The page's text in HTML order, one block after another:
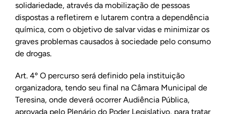
solidariedade, através da mobilização de pessoas
dispostas a refletirem e lutarem contra a dependência
química, com o objetivo de salvar vidas e minimizar os
graves problemas causados à sociedade pelo consumo
de drogas.
Art. 4º O percurso será definido pela instituição
organizadora, tendo seu final na Câmara Municipal de
Teresina, onde deverá ocorrer Audiência Pública,
aprovada pelo Plenário do Poder Legislativo, para tratar